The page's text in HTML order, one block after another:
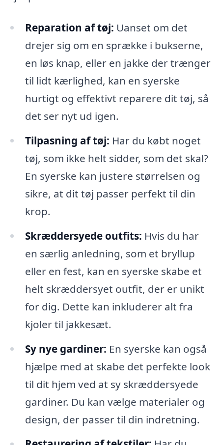
Reparation af tøj: Uanset om det
drejer sig om en sprække i bukserne,
en løs knap, eller en jakke der trænger
til lidt kærlighed, kan en syerske
hurtigt og effektivt reparere dit tøj, så
det ser nyt ud igen.
Tilpasning af tøj: Har du købt noget
tøj, som ikke helt sidder, som det skal?
En syerske kan justere størrelsen og
sikre, at dit tøj passer perfekt til din
krop.
Skræddersyede outfits: Hvis du har
en særlig anledning, som et bryllup
eller en fest, kan en syerske skabe et
helt skræddersyet outfit, der er unikt
for dig. Dette kan inkluderer alt fra
kjoler til jakkesæt.
Sy nye gardiner: En syerske kan også
hjælpe med at skabe det perfekte look
til dit hjem ved at sy skræddersyede
gardiner. Du kan vælge materialer og
design, der passer til din indretning.